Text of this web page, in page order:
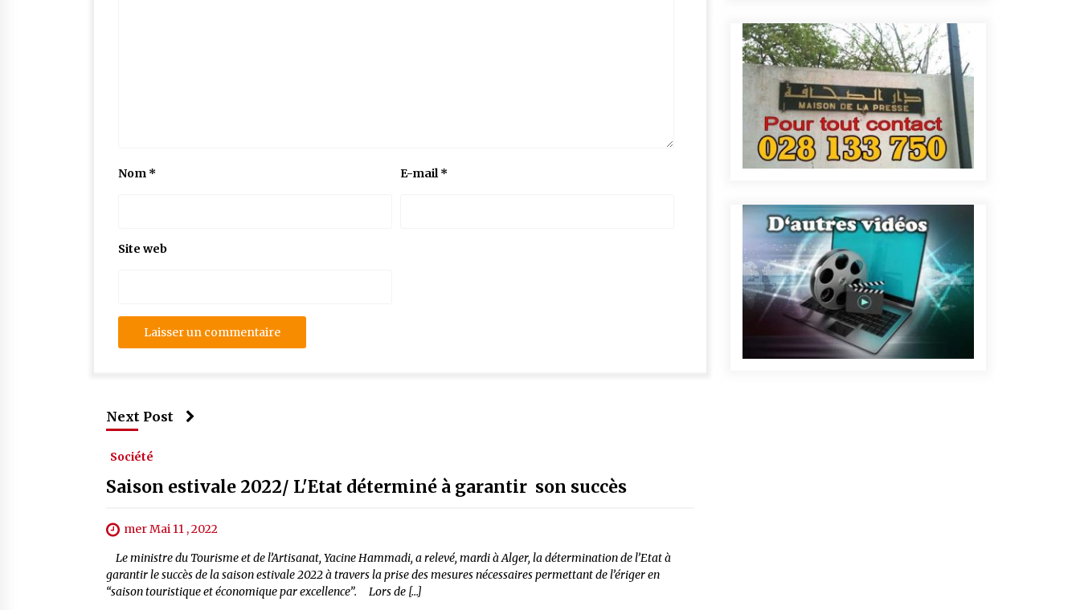
Nom * E-mail*
Site web
Next Post
Société
Saison estivale 2022/ L'Etat déterminé à garantir son succès
mer Mai 11 , 2022
Le ministre du Tourisme et de l’Artisanat, Yacine Hammadi, a relevé, mardi à Alger, la détermination de l’Etat à
garantir le succès de la saison estivale 2022 à travers la prise des mesures nécessaires permettant de l’ériger en
“saison touristique et économique par excellence”. Lors de […]